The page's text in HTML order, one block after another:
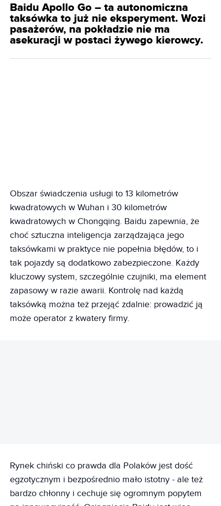
Baidu Apollo Go – ta autonomiczna
taksówka to już nie eksperyment. Wozi
pasażerów, na pokładzie nie ma
asekuracji w postaci żywego kierowcy.
Obszar świadczenia usługi to 13 kilometrów
kwadratowych w Wuhan i 30 kilometrów
kwadratowych w Chongqing. Baidu zapewnia, że
choć sztuczna inteligencja zarządzająca jego
taksówkami w praktyce nie popełnia błędów, to i
tak pojazdy są dodatkowo zabezpieczone. Każdy
kluczowy system, szczególnie czujniki, ma element
zapasowy w razie awarii. Kontrolę nad każdą
taksówką można też przejąć zdalnie: prowadzić ją
może operator z kwatery firmy.
Rynek chiński co prawda dla Polaków jest dość
egzotycznym i bezpośrednio mało istotny - ale też
bardzo chłonny i cechuje się ogromnym popytem